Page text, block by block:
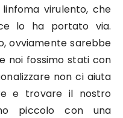
virulento, che
lo ha portato via.
ovviamente sarebbe
noi fossimo stati con
non ci aiuta
e trovare il nostro
piccolo con una